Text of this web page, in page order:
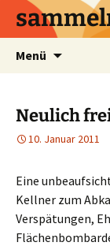
Menü
Neulich
10. Januar 2011
Eine
Kellner zum
Verspätungen,